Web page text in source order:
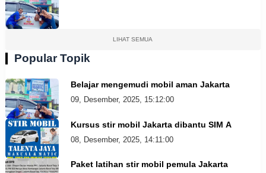
LIHAT SEMUA
Popular Topik
Belajar mengemudi mobil aman Jakarta
09, Desember, 2025, 15:12:00
Kursus stir mobil Jakarta dibantu SIM A
08, Desember, 2025, 14:11:00
Paket latihan stir mobil pemula Jakarta